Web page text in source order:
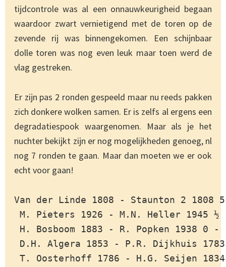
tijdcontrole was al een onnauwkeurigheid begaan
waardoor zwart vernietigend met de toren op de
zevende rij was binnengekomen. Een schijnbaar
dolle toren was nog even leuk maar toen werd de
vlag gestreken.
Er zijn pas 2 ronden gespeeld maar nu reeds pakken
zich donkere wolken samen. Er is zelfs al ergens een
degradatiespook waargenomen. Maar als je het
nuchter bekijkt zijn er nog mogelijkheden genoeg, nl
nog 7 ronden te gaan. Maar dan moeten we er ook
echt voor gaan!
Van der Linde 1808 - Staunton 2 1808
M. Pieters 1926 - M.N. Heller 1945 ½
H. Bosboom 1883 - R. Popken 1938 0 -
D.H. Algera 1853 - P.R. Dijkhuis
T. Oosterhoff 1786 - H.G. Seijen